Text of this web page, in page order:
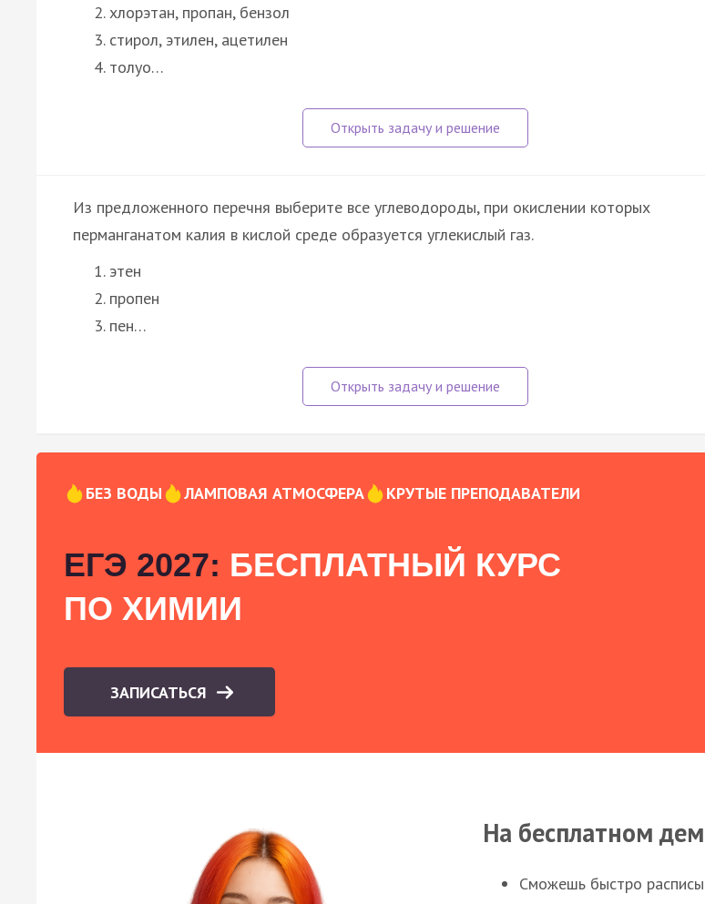
хлорэтан, пропан, бензол
стирол, этилен, ацетилен
толуо…
Из предложенного перечня выберите все углеводороды, при окислении которых
перманганатом калия в кислой среде образуется углекислый газ.
этен
пропен
пен…
БЕЗ ВОДЫ ЛАМПОВАЯ АТМОСФЕРА КРУТЫЕ ПРЕПОДАВАТЕЛИ
ЕГЭ 2027: БЕСПЛАТНЫЙ КУРС
ПО ХИМИИ
ЗАПИСАТЬСЯ
На бесплатном
Сможешь быстро